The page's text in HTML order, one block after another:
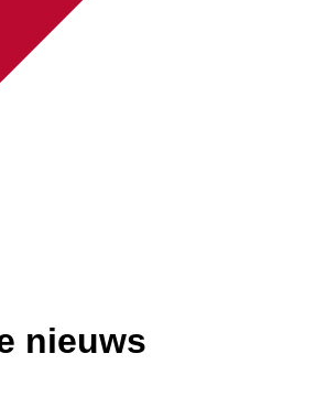
nieuws